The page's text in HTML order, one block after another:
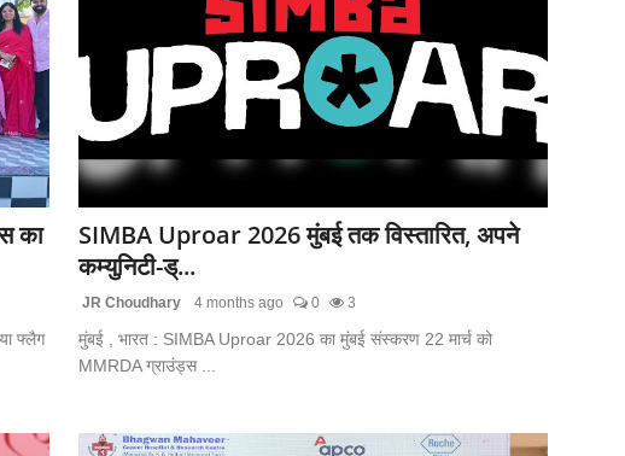
का
फ्लैग
SIMBA Uproar 2026 मुंबई तक विस्तारित, अपने
कम्युनिटी-ड्...
JR Choudhary 4 months ago 0 3
मुंबई , भारत : SIMBA Uproar 2026 का मुंबई संस्करण 22 मार्च को
MMRDA ग्राउंड्स ...